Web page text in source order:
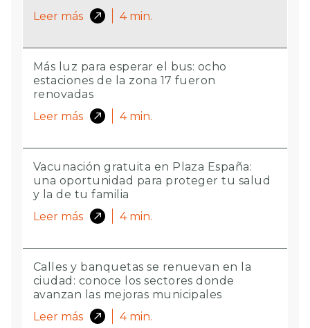
Leer más
4 min.
Más luz para esperar el bus: ocho
estaciones de la zona 17 fueron
renovadas
Leer más
4 min.
Vacunación gratuita en Plaza España:
una oportunidad para proteger tu salud
y la de tu familia
Leer más
4 min.
Calles y banquetas se renuevan en la
ciudad: conoce los sectores donde
avanzan las mejoras municipales
Leer más
4 min.